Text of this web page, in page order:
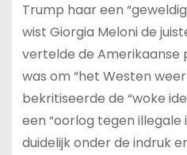
Trump haar een
wist Giorgia Meloni de
vertelde de Amerikaanse
was om “het Westen
bekritiseerde de “woke
een “oorlog tegen illegale
duidelijk onder de indruk